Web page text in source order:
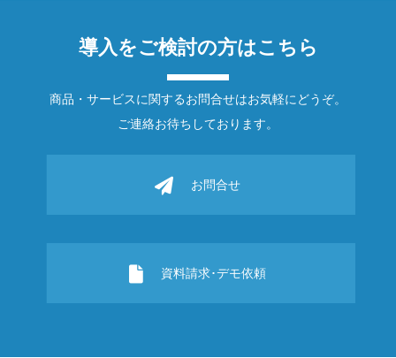
導入をご検討の方はこちら
商品・サービスに関するお問合せはお気軽にどうぞ。
ご連絡お待ちしております。
お問合せ
資料請求･デモ依頼